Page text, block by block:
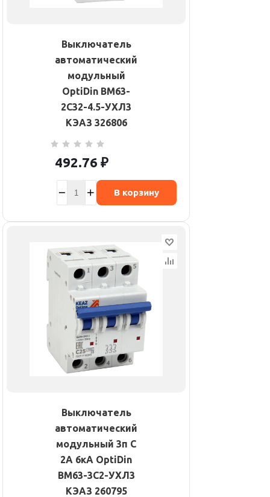
Выключатель
автоматический
модульный
OptiDin BM63-
2C32-4.5-УХЛ3
КЭАЗ 326806
492.76 ₽
В корзину
Выключатель
автоматический
модульный 3п C
2А 6кА OptiDin
BM63-3C2-УХЛ3
КЭАЗ 260795